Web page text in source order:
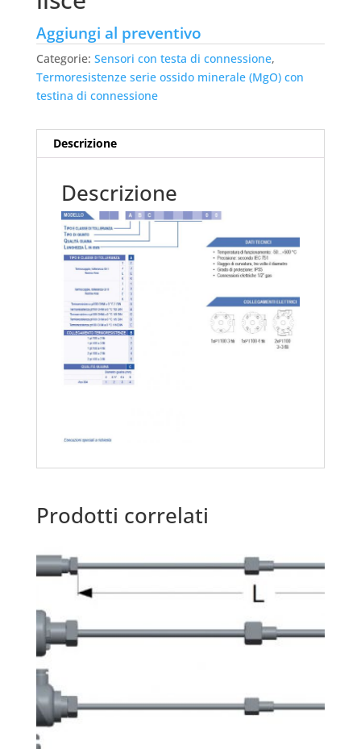
Aggiungi al preventivo
Categorie: Sensori con testa di connessione,
Termoresistenze serie ossido minerale (MgO) con
testina di connessione
Descrizione
Descrizione
Prodotti correlati